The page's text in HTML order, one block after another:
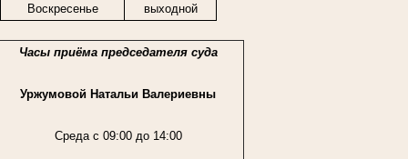
Воскресенье
выходной
Часы приёма председателя суда
Уржумовой Натальи Валериевны
Среда с 09:00 до 14:00